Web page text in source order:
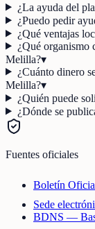
¿La ayuda del
¿Puedo pedir
¿Qué ventajas
¿Qué organismo
Melilla?▾
¿Cuánto dinero
Melilla?▾
¿Quién puede
¿Dónde se
Fuentes oficiales
Boletín
Sede
BDNS —